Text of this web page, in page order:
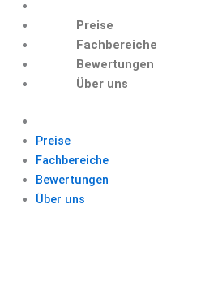
Preise
Fachbereiche
Bewertungen
Über uns
Preise
Fachbereiche
Bewertungen
Über uns